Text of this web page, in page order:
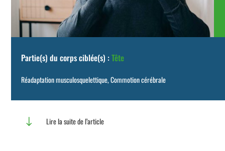
Partie(s) du corps ciblée(s) :Tête
Réadaptation musculosquelettique,Commotion cérébrale
" Lire la suite de l’article